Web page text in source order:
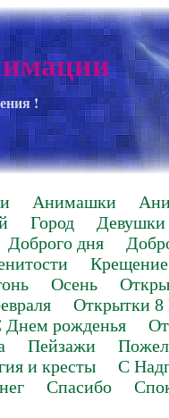
!
Анимашки
Город
Девушки
Доброго дня
Крещение
Осень
Открытки 8
рожденья
Пейзажи
и кресты
С
Спасибо